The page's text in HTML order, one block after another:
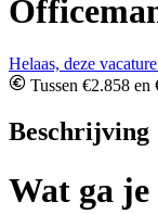
Helaas, deze
Tussen €2.858 en
Beschrijving
Wat ga je